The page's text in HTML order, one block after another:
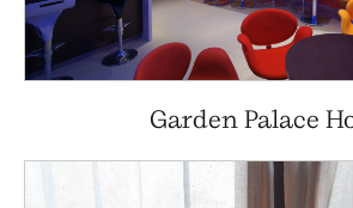
Garden Palace